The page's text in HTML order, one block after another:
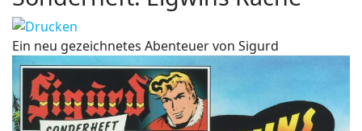
Ein neu gezeichnetes Abenteuer von Sigurd